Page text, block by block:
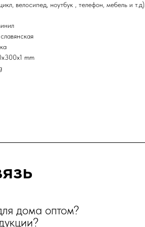
велосипед, ноутбук , телефон, мебель и т.д).
mm
дома оптом?